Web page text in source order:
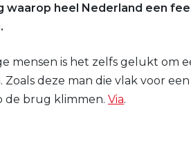
waarop heel Nederland een
mensen is het zelfs gelukt om
Zoals deze man die vlak voor
de brug klimmen. Via.